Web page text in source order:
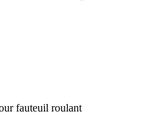
fauteuil roulant